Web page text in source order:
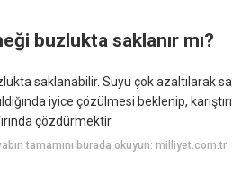
buzlukta saklanır mı?
saklanabilir. Suyu çok azaltılarak
iyice çözülmesi beklenip,
çözdürmektir.
tamamını burada okuyun: milliyet.com.tr